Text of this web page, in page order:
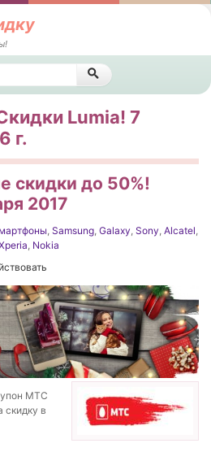
Lumia! 7
г.
скидки до 50%!
2017
, Samsung, Galaxy, Sony, Alcatel,
, Nokia
МТС
в